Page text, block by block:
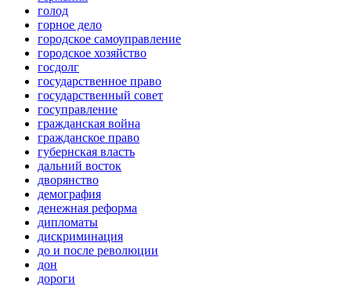
голод
горное дело
городское самоуправление
городское хозяйство
госдолг
государственное право
государственный совет
госуправление
гражданская война
гражданское право
губернская власть
дальний восток
дворянство
демография
денежная реформа
дипломаты
дискриминация
до и после революции
дон
дороги